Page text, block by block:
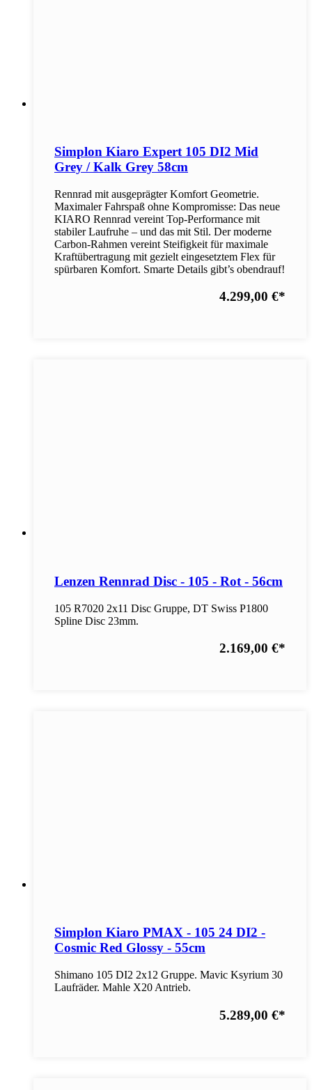
Simplon Kiaro Expert 105 DI2 Mid
Grey / Kalk Grey 58cm
Rennrad mit ausgeprägter Komfort Geometrie.
Maximaler Fahrspaß ohne Kompromisse: Das neue
KIARO Rennrad vereint Top-Performance mit
stabiler Laufruhe – und das mit Stil. Der moderne
Carbon-Rahmen vereint Steifigkeit für maximale
Kraftübertragung mit gezielt eingesetztem Flex für
spürbaren Komfort. Smarte Details gibt’s obendrauf!
4.299,00 €*
Lenzen Rennrad Disc - 105 - Rot - 56cm
105 R7020 2x11 Disc Gruppe, DT Swiss P1800
Spline Disc 23mm.
2.169,00 €*
Simplon Kiaro PMAX - 105 24 DI2 -
Cosmic Red Glossy - 55cm
Shimano 105 DI2 2x12 Gruppe. Mavic Ksyrium 30
Laufräder. Mahle X20 Antrieb.
5.289,00 €*